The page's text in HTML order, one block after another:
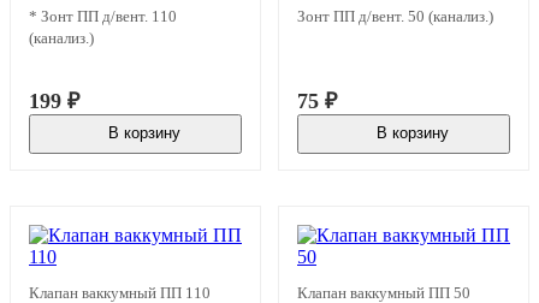
* Зонт ПП д/вент. 110
(канализ.)
199 ₽
В корзину
Зонт ПП д/вент. 50 (канализ.)
75 ₽
В корзину
Клапан ваккумный ПП 110 Клапан ваккумный ПП 50